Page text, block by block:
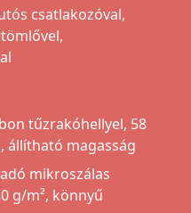
csatlakozóval,
tűzrakóhellyel, 58
állítható magasság
mikroszálas
g/m², könnyű